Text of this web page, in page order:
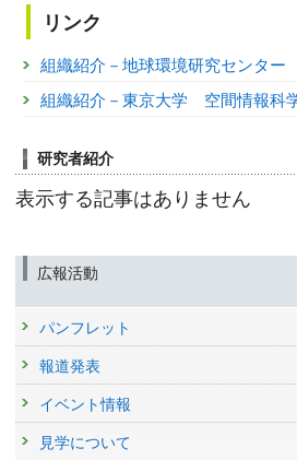
リンク
組織紹介－地球環境研究センター
組織紹介－東京大学 空間情報科
研究者紹介
表示する記事はありません
広報活動
パンフレット
報道発表
イベント情報
見学について